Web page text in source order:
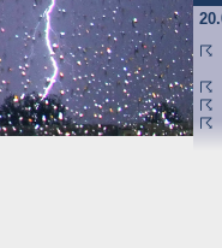
um
Müssen Daten aus
die Aufrufzahlen der
☈
☈
☈
☈